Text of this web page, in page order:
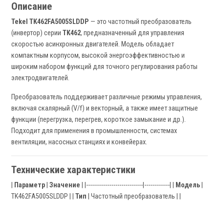
Описание
Tekel TK462FA5005SLDDP — это частотный преобразователь
(инвертор) серии TK462, предназначенный для управления
скоростью асинхронных двигателей. Модель обладает
компактным корпусом, высокой энергоэффективностью и
широким набором функций для точного регулирования работы
электродвигателей.
Преобразователь поддерживает различные режимы управления,
включая скалярный (V/f) и векторный, а также имеет защитные
функции (перегрузка, перегрев, короткое замыкание и др.).
Подходит для применения в промышленности, системах
вентиляции, насосных станциях и конвейерах.
Технические характеристики
Параметр Значение | |-----------------------------|-------------| | Модель
TK462FA5005SLDDP | | Тип | Частотный преобразователь | |